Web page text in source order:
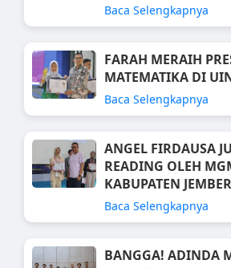
Baca Selengkapnya
FARAH MERAIH
MATEMATIKA DI
Baca Selengkapnya
ANGEL FIRDAUSA
READING OLEH
KABUPATEN JEMBER
Baca Selengkapnya
BANGGA! ADINDA